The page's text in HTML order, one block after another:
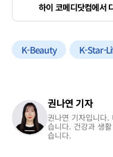
하이 코메디닷컴에서
K-Beauty K-Star-
권나연 기자
권나연 기자입니다.
습니다. 건강과 생
습니다.